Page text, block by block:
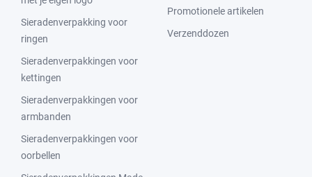
Sieradenverpakking voor
ringen
Sieradenverpakkingen voor
kettingen
Sieradenverpakkingen voor
armbanden
Sieradenverpakkingen voor
oorbellen
Promotionele artikelen
Verzenddozen